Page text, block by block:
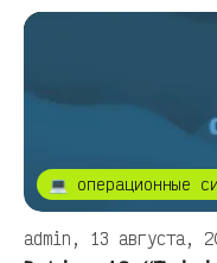
💻 операционные
admin, 13 августа,